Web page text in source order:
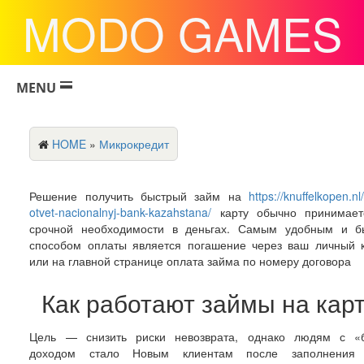
MODO GAMES
MENU
HOME » Микрокредит
Решение получить быстрый займ на https://
otvet-nacionalnyj-bank-kazahstana/ карту обычно
срочной необходимости в деньгах. Самым удобным и
способом оплаты является погашение через ваш личный
или на главной странице оплата займа по номеру договора
Как работают займы на
Цель — снизить риски невозврата, однако людям с
доходом стало Новым клиентам после заполнения